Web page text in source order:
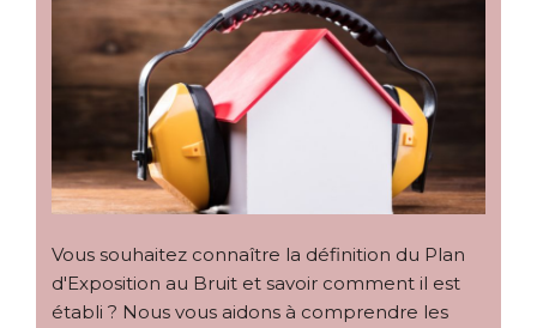
Vous souhaitez connaître la définition du Plan
d'Exposition au Bruit et savoir comment il est
établi ? Nous vous aidons à comprendre les